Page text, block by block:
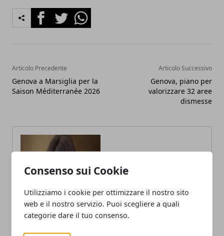
Consenso sui Cookie
Utilizziamo i cookie per ottimizzare il nostro sito
web e il nostro servizio. Puoi scegliere a quali
categorie dare il tuo consenso.
FacebookTwitterWhatsapp
Articolo Precedente
Genova a Marsiglia per la
Saison Méditerranée 2026
Articolo Successivo
Genova, piano per
valorizzare 32 aree
dismesse